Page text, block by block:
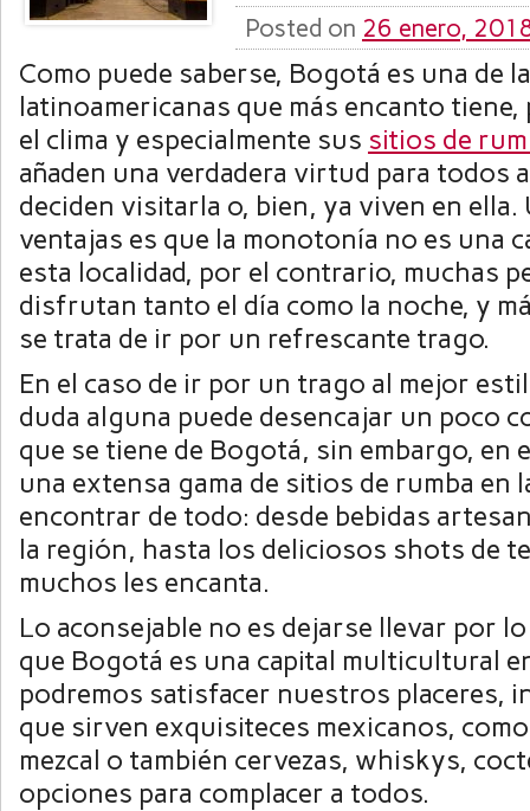
Posted on 26 enero,
Como puede saberse, Bogotá es una de
latinoamericanas que más encanto tiene,
el clima y especialmente sus sitios de
añaden una verdadera virtud para todos
deciden visitarla o, bien, ya viven en ella.
ventajas es que la monotonía no es una
esta localidad, por el contrario, muchas
disfrutan tanto el día como la noche, y
se trata de ir por un refrescante trago.
En el caso de ir por un trago al mejor
duda alguna puede desencajar un poco
que se tiene de Bogotá, sin embargo, en
una extensa gama de sitios de rumba en
encontrar de todo: desde bebidas
la región, hasta los deliciosos shots de
muchos les encanta.
Lo aconsejable no es dejarse llevar por
que Bogotá es una capital multicultural
podremos satisfacer nuestros placeres,
que sirven exquisiteces mexicanos,
mezcal o también cervezas, whiskys,
opciones para complacer a todos.